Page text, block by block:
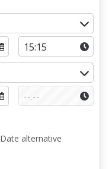
Date alternative